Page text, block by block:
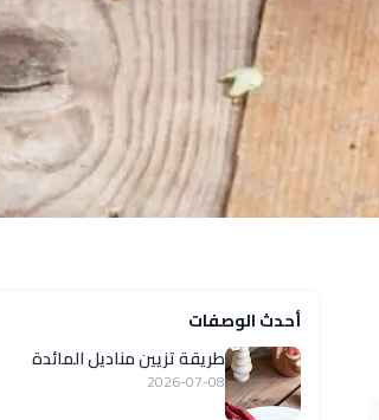
أحدث الوصفات
طريقة تزيين مناديل المائدة
2026-07-08